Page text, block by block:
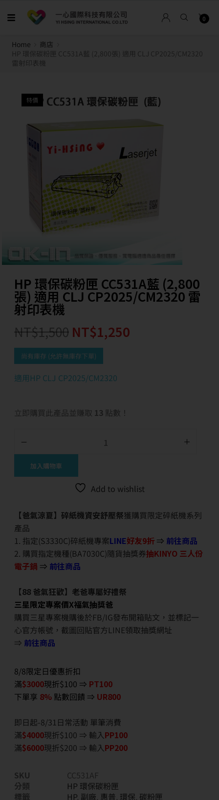
0
Home
商店
HP 環保碳粉匣 CC531A藍 (2,800張) 適用 CLJ CP2025/CM2320
雷射印表機
特價
HP 環保碳粉匣 CC531A藍 (2,800
張) 適用 CLJ CP2025/CM2320 雷
射印表機
NT$1,500 NT$1,250
尚有庫存 (允許無庫存下單)
適用HP CLJ CP2025/CM2320
立即購買此產品並賺取 13 點數！
加入購物車
Add to wishlist
【爸氣涼夏】碎紙機資安舒壓祭獲購買限定碎紙機系列
產品
1. 指定(S3330C)碎紙機專案LINE好友9折 ⇒ 前往商品
2. 購買指定機種(BA7030C)隨貨抽獎券抽KINYO 三人份
電子鍋 ⇒ 前往商品
【88 爸氣狂歡】老爸專屬好禮祭
三星限定專案價X福氣抽獎爸
購買三星專案機購後於FB/IG發布開箱貼文，並標記一
心官方帳號，截圖回貼官方LINE領取抽獎網址
⇒ 前往商品
8/8限定日優惠折扣
滿$3000現折$100 ⇒ PT100
下單享 8% 點數回饋 ⇒ UR800
即日起-8/31日常活動 單筆消費
滿$4000現折$100 ⇒ 輸入PP100
滿$6000現折$200 ⇒ 輸入PP200
SKU
CC531AF
分類
HP 環保碳粉匣
標籤
HP, 副廠, 惠普, 環保, 碳粉匣